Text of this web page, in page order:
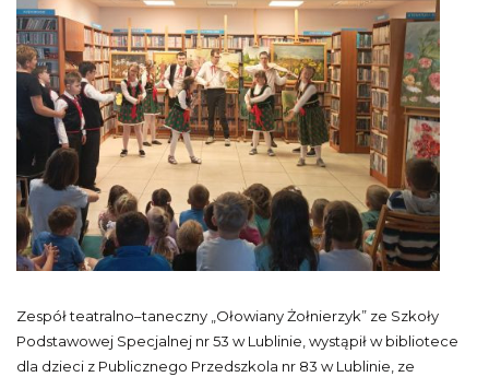
Zespół teatralno–taneczny „Ołowiany Żołnierzyk” ze Szkoły
Podstawowej Specjalnej nr 53 w Lublinie, wystąpił w bibliotece
dla dzieci z Publicznego Przedszkola nr 83 w Lublinie, ze